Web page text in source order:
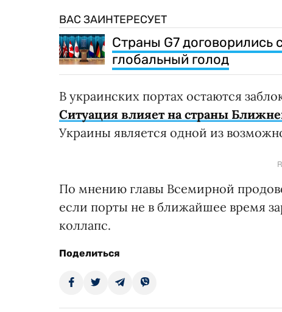
ВАС ЗАИНТЕРЕСУЕТ
Страны G7 договорились
глобальный голод
В украинских портах остаются
Ситуация влияет на страны
Украины является одной из
По мнению главы Всемирной
если порты не в ближайшее время
коллапс.
Поделиться